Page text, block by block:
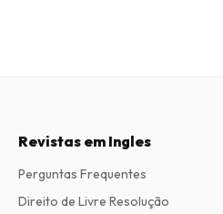
Revistas em Ingles
Perguntas Frequentes
Direito de Livre Resolução